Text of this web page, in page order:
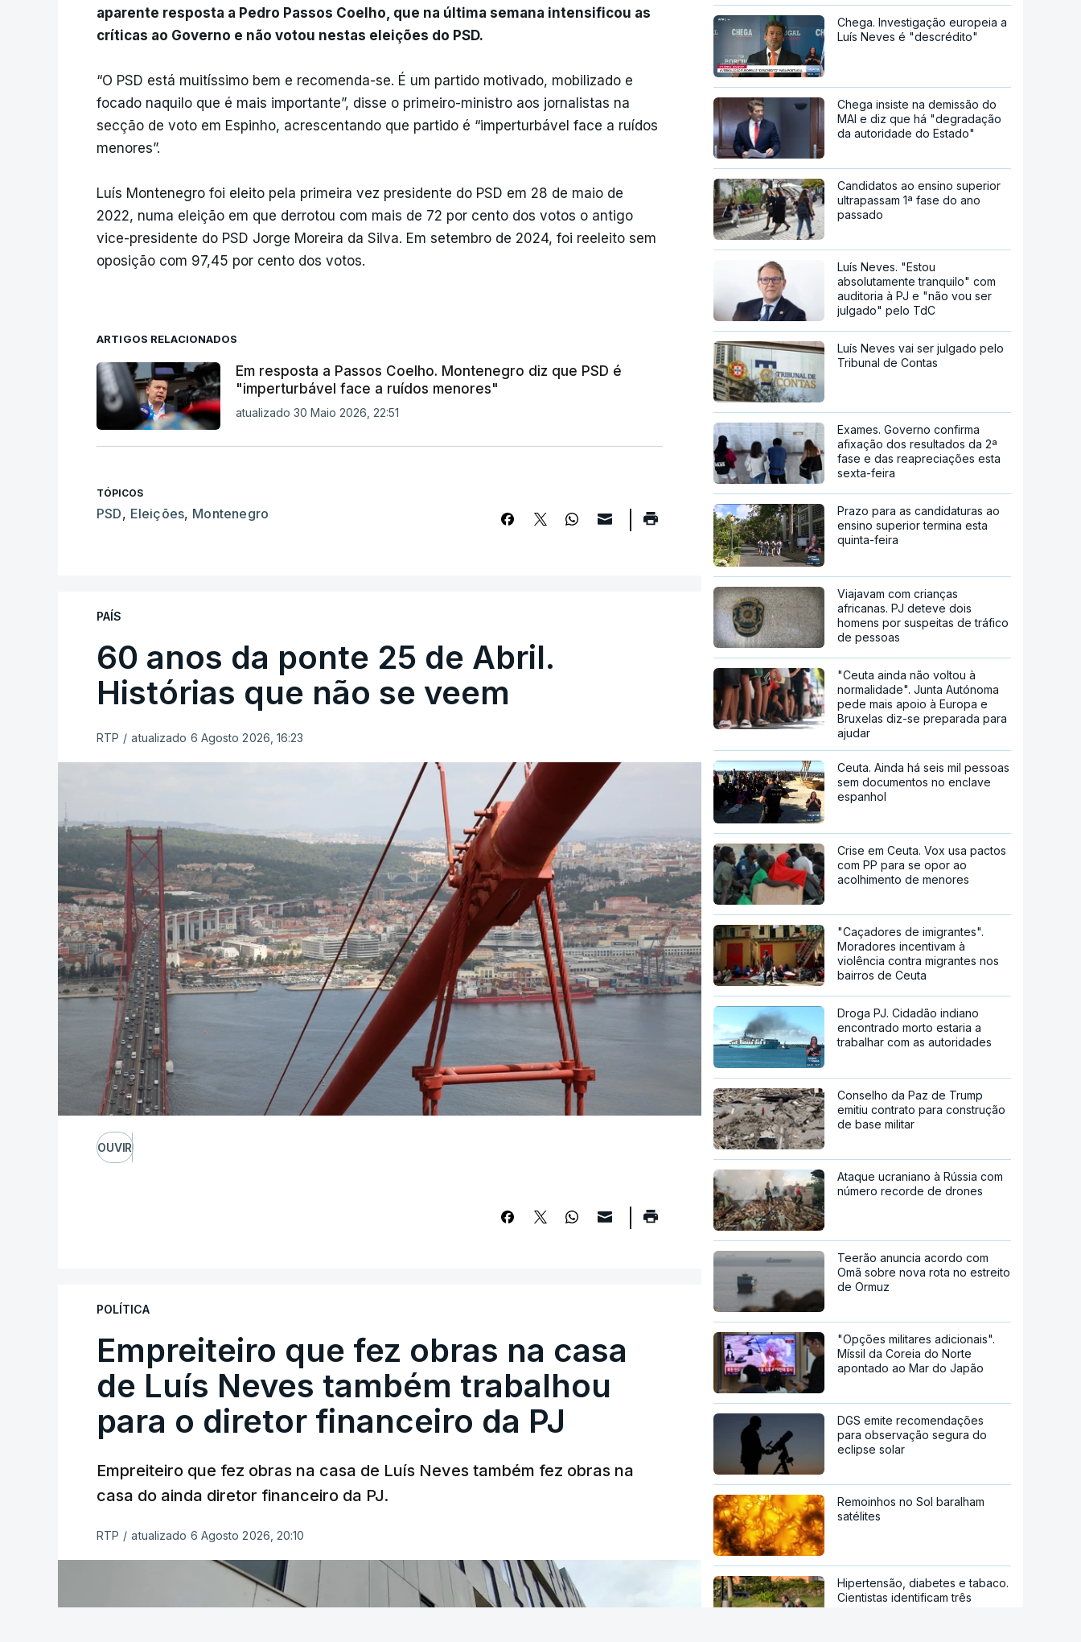
aparente resposta a Pedro Passos Coelho, que na última semana intensificou as
críticas ao Governo e não votou nestas eleições do PSD.
“O PSD está muitíssimo bem e recomenda-se. É um partido motivado, mobilizado e
focado naquilo que é mais importante”, disse o primeiro-ministro aos jornalistas na
secção de voto em Espinho, acrescentando que partido é “imperturbável face a ruídos
menores”.
Luís Montenegro foi eleito pela primeira vez presidente do PSD em 28 de maio de
2022, numa eleição em que derrotou com mais de 72 por cento dos votos o antigo
vice-presidente do PSD Jorge Moreira da Silva. Em setembro de 2024, foi reeleito sem
oposição com 97,45 por cento dos votos.
ARTIGOS RELACIONADOS
Em resposta a Passos Coelho. Montenegro diz que PSD é
"imperturbável face a ruídos menores"
atualizado 30 Maio 2026, 22:51
TÓPICOS
PSD, Eleições, Montenegro
PAÍS
60 anos da ponte 25 de Abril.
Histórias que não se veem
RTP / atualizado 6 Agosto 2026, 16:23
OUVIR
POLÍTICA
Empreiteiro que fez obras na casa
de Luís Neves também trabalhou
para o diretor financeiro da PJ
Empreiteiro que fez obras na casa de Luís Neves também fez obras na
casa do ainda diretor financeiro da PJ.
RTP / atualizado 6 Agosto 2026, 20:10
Chega. Investigação europeia a
Luís Neves é "descrédito"
Chega insiste na demissão do
MAI e diz que há "degradação
da autoridade do Estado"
Candidatos ao ensino superior
ultrapassam 1ª fase do ano
passado
Luís Neves. "Estou
absolutamente tranquilo" com
auditoria à PJ e "não vou ser
julgado" pelo TdC
Luís Neves vai ser julgado pelo
Tribunal de Contas
Exames. Governo confirma
afixação dos resultados da 2ª
fase e das reapreciações esta
sexta-feira
Prazo para as candidaturas ao
ensino superior termina esta
quinta-feira
Viajavam com crianças
africanas. PJ deteve dois
homens por suspeitas de tráfico
de pessoas
"Ceuta ainda não voltou à
normalidade". Junta Autónoma
pede mais apoio à Europa e
Bruxelas diz-se preparada para
ajudar
Ceuta. Ainda há seis mil pessoas
sem documentos no enclave
espanhol
Crise em Ceuta. Vox usa pactos
com PP para se opor ao
acolhimento de menores
"Caçadores de imigrantes".
Moradores incentivam à
violência contra migrantes nos
bairros de Ceuta
Droga PJ. Cidadão indiano
encontrado morto estaria a
trabalhar com as autoridades
Conselho da Paz de Trump
emitiu contrato para construção
de base militar
Ataque ucraniano à Rússia com
número recorde de drones
Teerão anuncia acordo com
Omã sobre nova rota no estreito
de Ormuz
"Opções militares adicionais".
Míssil da Coreia do Norte
apontado ao Mar do Japão
DGS emite recomendações
para observação segura do
eclipse solar
Remoinhos no Sol baralham
satélites
Hipertensão, diabetes e tabaco.
Cientistas identificam três